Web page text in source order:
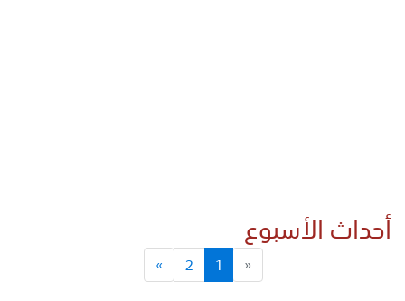
أحداث الأسبوع
«
1
2
»